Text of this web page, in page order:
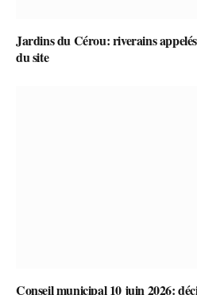
Jardins du Cérou: riverains
du site
Conseil municipal 10 juin 2026: